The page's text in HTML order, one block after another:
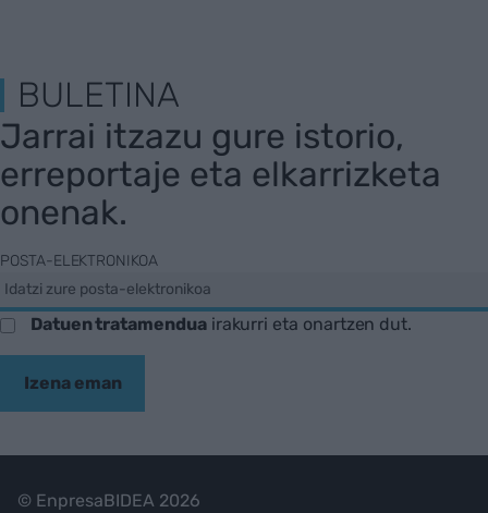
BULETINA
Jarrai itzazu gure istorio,
erreportaje eta elkarrizketa
onenak.
POSTA-ELEKTRONIKOA
Datuen tratamenduairakurri eta onartzen dut.
Izena eman
© EnpresaBIDEA 2026